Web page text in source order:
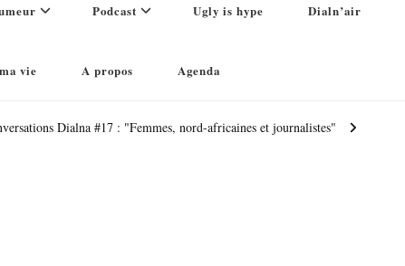
Podcast Ugly is hype Dialn’air
vie A propos Agenda
Dialna #17 : "Femmes, nord-africaines et journalistes"